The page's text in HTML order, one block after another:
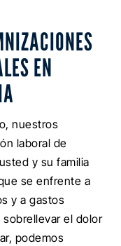
EN
nuestros
laboral de
y su familia
se enfrente a
y a gastos
el dolor
podemos